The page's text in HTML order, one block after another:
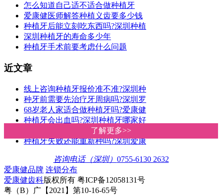
了解更多>>
了解更多>>
怎么知道自己适不适合做种植牙
爱康健医师解答种植义齿要多少钱
种植牙后能立刻吃东西吗?深圳种植
深圳种植牙的寿命多少年
种植牙手术前要考虑什么问题
近文章
线上咨询种植牙报价准不准?深圳种
种牙前需要先治疗牙周病吗?深圳罗
68岁老人家适合做种植牙吗?爱康健
种植牙会出血吗?深圳种植牙哪家好
深圳种植牙价格多少钱一颗?爱康健
种植牙失败还能重新种吗?深圳爱康
咨询电话（深圳） 0755-6130 2632
爱康健品牌 连锁分布
爱康健齿科版权所有 粤ICP备12058131号
粤（B）广【2021】第10-16-65号